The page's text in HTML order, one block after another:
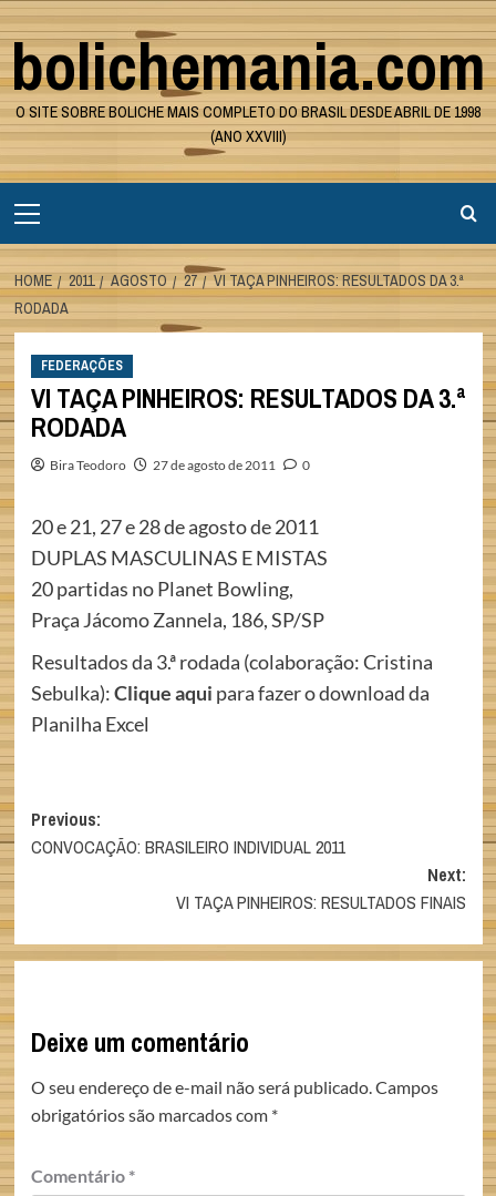
Skip
to
content
bolichemania.com
O SITE SOBRE BOLICHE MAIS COMPLETO DO BRASIL DESDE ABRIL DE 1998
(ANO XXVIII)
Menu
HOME 2011 AGOSTO 27
VI TAÇA PINHEIROS: RESULTADOS DA 3.ª
RODADA
FEDERAÇÕES
VI TAÇA PINHEIROS: RESULTADOS DA 3.ª
RODADA
Bira Teodoro 27 de agosto de 2011 0
20 e 21, 27 e 28 de agosto de 2011
DUPLAS MASCULINAS E MISTAS
20 partidas no Planet Bowling,
Praça Jácomo Zannela, 186, SP/SP
Resultados da 3.ª rodada (colaboração: Cristina
Sebulka):Clique aqui para fazer o download da
Planilha Excel
Post
navigation
Previous:
CONVOCAÇÃO: BRASILEIRO INDIVIDUAL 2011
Next:
VI TAÇA PINHEIROS: RESULTADOS FINAIS
Deixe um comentário
O seu endereço de e-mail não será publicado.Campos
obrigatórios são marcados com *
Comentário *